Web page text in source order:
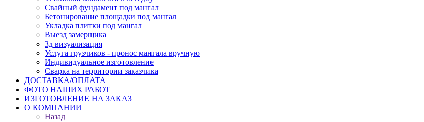
Свайный фундамент под мангал
Бетонирование площадки под мангал
Укладка плитки под мангал
Выезд замерщика
3д визуализация
Услуга грузчиков - пронос мангала вручную
Индивидуальное изготовление
Сварка на территории заказчика
ДОСТАВКА/ОПЛАТА
ФОТО НАШИХ РАБОТ
ИЗГОТОВЛЕНИЕ НА ЗАКАЗ
О КОМПАНИИ
Назад